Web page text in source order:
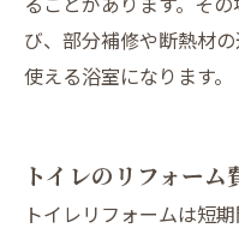
び、部分補修や断熱材
使える浴室になります。
トイレのリフォー
トイレリフォームは短